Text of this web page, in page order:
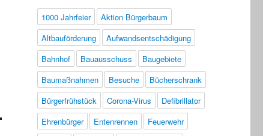
1000 Jahrfeier
Aktion Bürgerbaum
Altbauförderung
Aufwandsentschädigung
Bahnhof
Bauausschuss
Baugebiete
Baumaßnahmen
Besuche
Bücherschrank
Bürgerfrühstück
Corona-Virus
Defibrillator
Ehrenbürger
Entenrennen
Feuerwehr